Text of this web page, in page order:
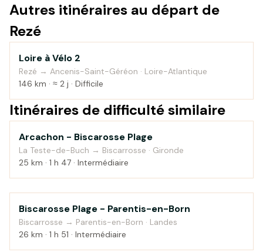
Autres itinéraires au départ de
Rezé
Au fil de l'eau
Loire à Vélo 2
Rezé → Ancenis-Saint-Géréon · Loire-Atlantique
146 km · ≈ 2 j · Difficile
Itinéraires de difficulté similaire
Bord de mer
Arcachon - Biscarosse Plage
La Teste-de-Buch → Biscarrosse · Gironde
25 km · 1 h 47 · Intermédiaire
Bord de mer
Biscarosse Plage - Parentis-en-Born
Biscarrosse → Parentis-en-Born · Landes
26 km · 1 h 51 · Intermédiaire